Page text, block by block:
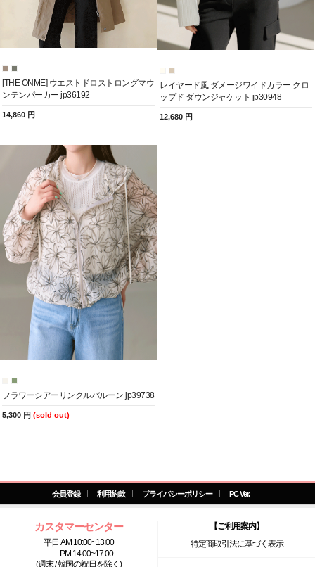
[THE ONME] ウエストドロストロングマウ
ンテンパーカー jp36192
14,860 円
レイヤード風 ダメージワイドカラー クロ
ップド ダウンジャケット jp30948
12,680 円
フラワーシアーリンクルバルーン jp39738
5,300 円 (sold out)
会員登録 利用約款 プライバシーポリシー PC Ver.
カスタマーセンター
平日 AM 10:00~13:00
PM 14:00~17:00
(週末 / 韓国の祝日を除く)
【ご利用案内】
特定商取引法に基づく表示